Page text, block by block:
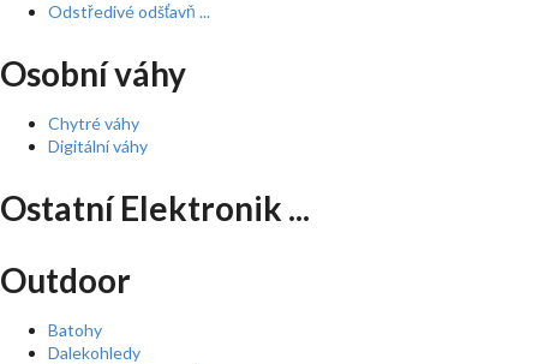
Odstředivé odšťavň ...
Osobní váhy
Chytré váhy
Digitální váhy
Ostatní Elektronik ...
Outdoor
Batohy
Dalekohledy